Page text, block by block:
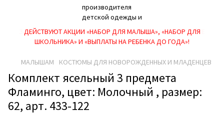
ДЕЙСТВУЮТ АКЦИИ «НАБОР ДЛЯ МАЛЫША», «НАБОР ДЛЯ
ШКОЛЬНИКА» И «ВЫПЛАТЫ НА РЕБEНКА ДО ГОДА»!
МАЛЫШАМ КОСТЮМЫ ДЛЯ НОВОРОЖДЕННЫХ И МЛАДЕНЦЕВ
Комплект ясельный 3 предмета
Фламинго, цвет: Молочный , размер:
62, арт. 433-122